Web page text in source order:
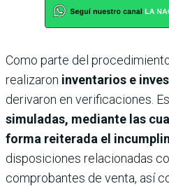
Como parte del
realizaron inventarios e
derivaron en verificaciones.
simuladas, mediante las
forma reiterada el
disposiciones relacionadas
comprobantes de venta, así